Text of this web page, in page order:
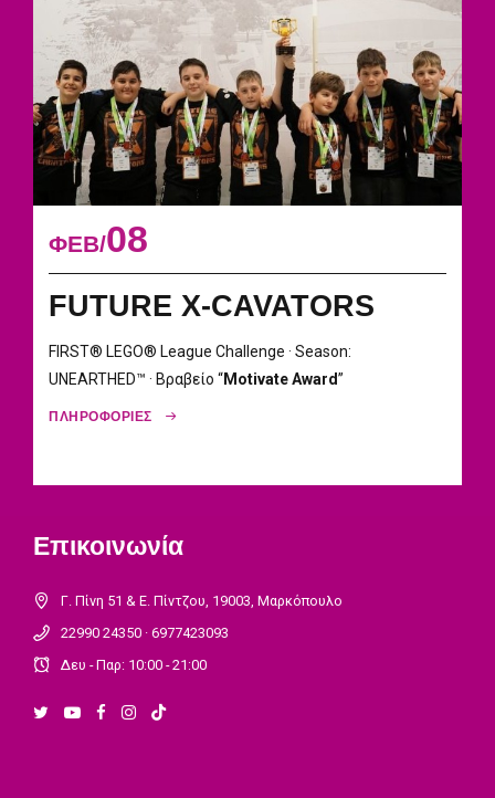
ΦΕΒ 08
FUTURE X-CAVATORS
FIRST® LEGO® League Challenge · Season:
UNEARTHED™ · Βραβείο “Motivate Award”
ΠΛΗΡΟΦΟΡΙΕΣ
Επικοινωνία
Γ. Πίνη 51 & Ε. Πίντζου, 19003, Μαρκόπουλο
22990 24350 · 6977423093
Δευ - Παρ: 10:00 - 21:00